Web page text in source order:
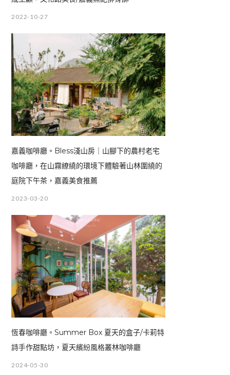
2022-10-27
嘉義咖啡廳。Bless淺山房｜山腳下的農村老宅
咖啡廳，在山霧繚繞的環境下體驗著山林圍繞的
庭院下午茶，嘉義美食推薦
2023-03-20
恆春咖啡廳。Summer Box 夏天的盒子/卡莉特
詩手作甜點坊，夏天繽紛風格叢林咖啡廳
2024-05-30